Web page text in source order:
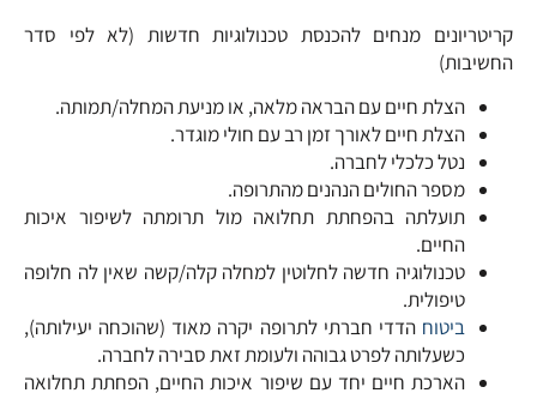
קריטריונים מנחים להכנסת טכנולוגיות חדשות (לא לפי סדר
החשיבות)
הצלת חיים עם הבראה מלאה, או מניעת המחלה/תמותה.
הצלת חיים לאורך זמן רב עם חולי מוגדר.
נטל כלכלי לחברה.
מספר החולים הנהנים מהתרופה.
תועלתה בהפחתת תחלואה מול תרומתה לשיפור איכות
החיים.
טכנולוגיה חדשה לחלוטין למחלה קלה/קשה שאין לה חלופה
טיפולית.
ביטוח הדדי חברתי לתרופה יקרה מאוד (שהוכחה יעילותה),
כשעלותה לפרט גבוהה ולעומת זאת סבירה לחברה.
הארכת חיים יחד עם שיפור איכות החיים, הפחתת תחלואה